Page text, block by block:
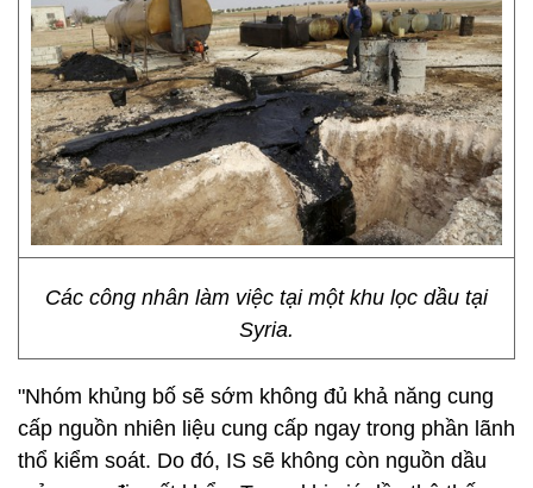
Các công nhân làm việc tại một khu lọc dầu tại
Syria.
"Nhóm khủng bố sẽ sớm không đủ khả năng cung
cấp nguồn nhiên liệu cung cấp ngay trong phần lãnh
thổ kiểm soát. Do đó, IS sẽ không còn nguồn dầu